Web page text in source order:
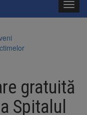
gratuită
Spitalul